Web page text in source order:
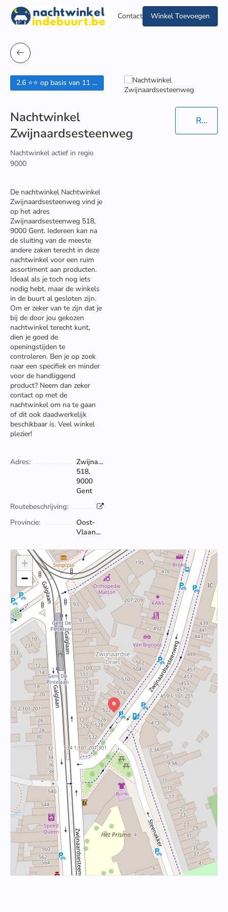
Contact Winkel Toevoegen
Routebeschrijving in Google Maps
2.6 ⭐⭐ op basis van 11 beoordelingen
Nachtwinkel
Zwijnaardsesteenweg
Nachtwinkel actief in regio
9000
De nachtwinkel Nachtwinkel
Zwijnaardsesteenweg vind je
op het adres
Zwijnaardsesteenweg 518,
9000 Gent. Iedereen kan na
de sluiting van de meeste
andere zaken terecht in deze
nachtwinkel voor een ruim
assortiment aan producten.
Ideaal als je toch nog iets
nodig hebt, maar de winkels
in de buurt al gesloten zijn.
Om er zeker van te zijn dat je
bij de door jou gekozen
nachtwinkel terecht kunt,
dien je goed de
openingstijden te
controleren. Ben je op zoek
naar een specifiek en minder
voor de handliggend
product? Neem dan zeker
contact op met de
nachtwinkel om na te gaan
of dit ook daadwerkelijk
beschikbaar is. Veel winkel
plezier!
Adres:
Zwijnaardsesteenweg
518,
9000
Gent
Routebeschrijving:
Provincie:
Oost-
Vlaanderen
+
−